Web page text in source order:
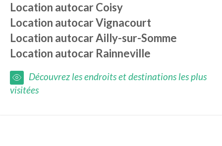
Location autocarCoisy
Location autocarVignacourt
Location autocarAilly-sur-Somme
Location autocar Rainneville
Découvrez les endroits et destinations les plus
visitées